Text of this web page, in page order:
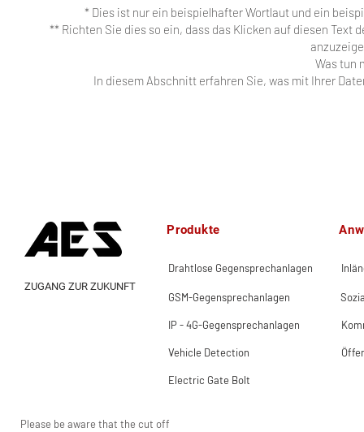
* Dies ist nur ein beispielhafter Wortlaut und ein
** Richten Sie dies so ein, dass das Klicken auf diesen
Was tun
In diesem Abschnitt erfahren Sie, was mit Ihrer
Produkte
Drahtlose Gegensprechanlagen
ZUGANG ZUR ZUKUNFT
GSM-Gegensprechanlagen
IP - 4G-Gegensprechanlagen
Vehicle Detection
Electric Gate Bolt
Please be aware that the cut off